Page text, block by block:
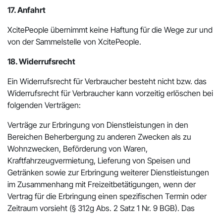
17. Anfahrt
XcitePeople übernimmt keine Haftung für die Wege zur und
von der Sammelstelle von XcitePeople.
18. Widerrufsrecht
Ein Widerrufsrecht für Verbraucher besteht nicht bzw. das
Widerrufsrecht für Verbraucher kann vorzeitig erlöschen bei
folgenden Verträgen:
Verträge zur Erbringung von Dienstleistungen in den
Bereichen Beherbergung zu anderen Zwecken als zu
Wohnzwecken, Beförderung von Waren,
Kraftfahrzeugvermietung, Lieferung von Speisen und
Getränken sowie zur Erbringung weiterer Dienstleistungen
im Zusammenhang mit Freizeitbetätigungen, wenn der
Vertrag für die Erbringung einen spezifischen Termin oder
Zeitraum vorsieht (§ 312g Abs. 2 Satz 1 Nr. 9 BGB). Das